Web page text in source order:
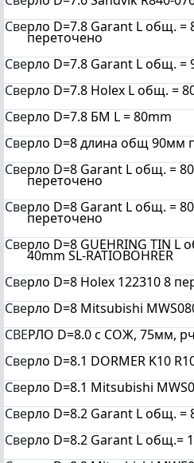
Сверло D=7.8 Garant L общ. =
переточено
Сверло D=7.8 Garant L общ. =
Сверло D=7.8 Holex L общ. =
Сверло D=7.8 БМ L = 80mm
Сверло D=8 длина общ 90мм
Сверло D=8 Garant L общ. =
переточено
Сверло D=8 Garant L общ. =
переточено
Сверло D=8 GUEHRING TIN L
40mm SL-RATIOBOHRER
Сверло D=8 Holex 122310 8
Сверло D=8 Mitsubishi
СВЕРЛО D=8.0 с СОЖ, 75мм,
Сверло D=8.1 DORMER K10
Сверло D=8.1 Mitsubishi
Сверло D=8.2 Garant L общ. =
Сверло D=8.2 Garant L общ.=